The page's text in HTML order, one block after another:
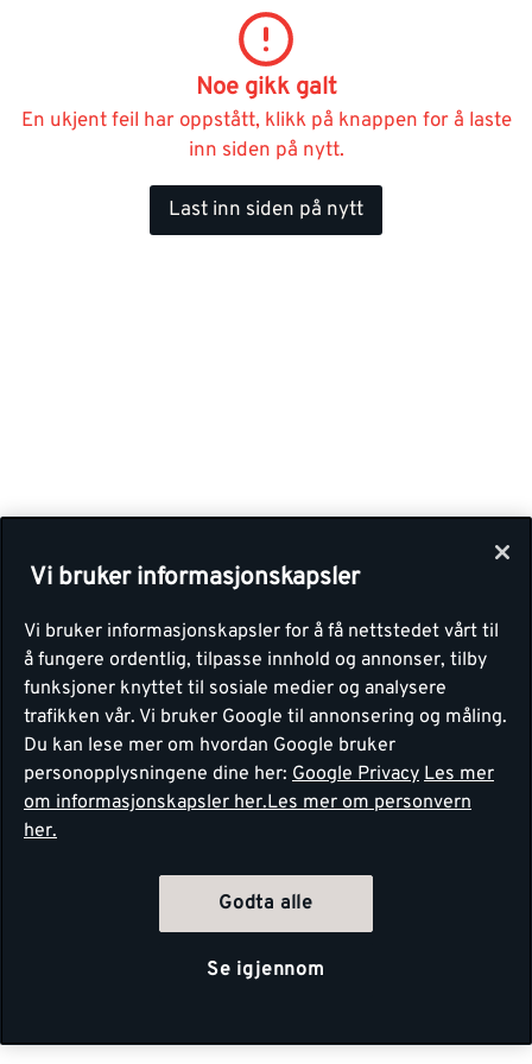
Noe gikk galt
En ukjent feil har oppstått, klikk på knappen for å laste
inn siden på nytt.
Last inn siden på nytt
Vi bruker informasjonskapsler
Vi bruker informasjonskapsler for å få nettstedet vårt til
å fungere ordentlig, tilpasse innhold og annonser, tilby
funksjoner knyttet til sosiale medier og analysere
trafikken vår. Vi bruker Google til annonsering og måling.
Du kan lese mer om hvordan Google bruker
personopplysningene dine her: Google Privacy Les mer
om informasjonskapsler her.Les mer om personvern
her.
Godta alle
Se igjennom